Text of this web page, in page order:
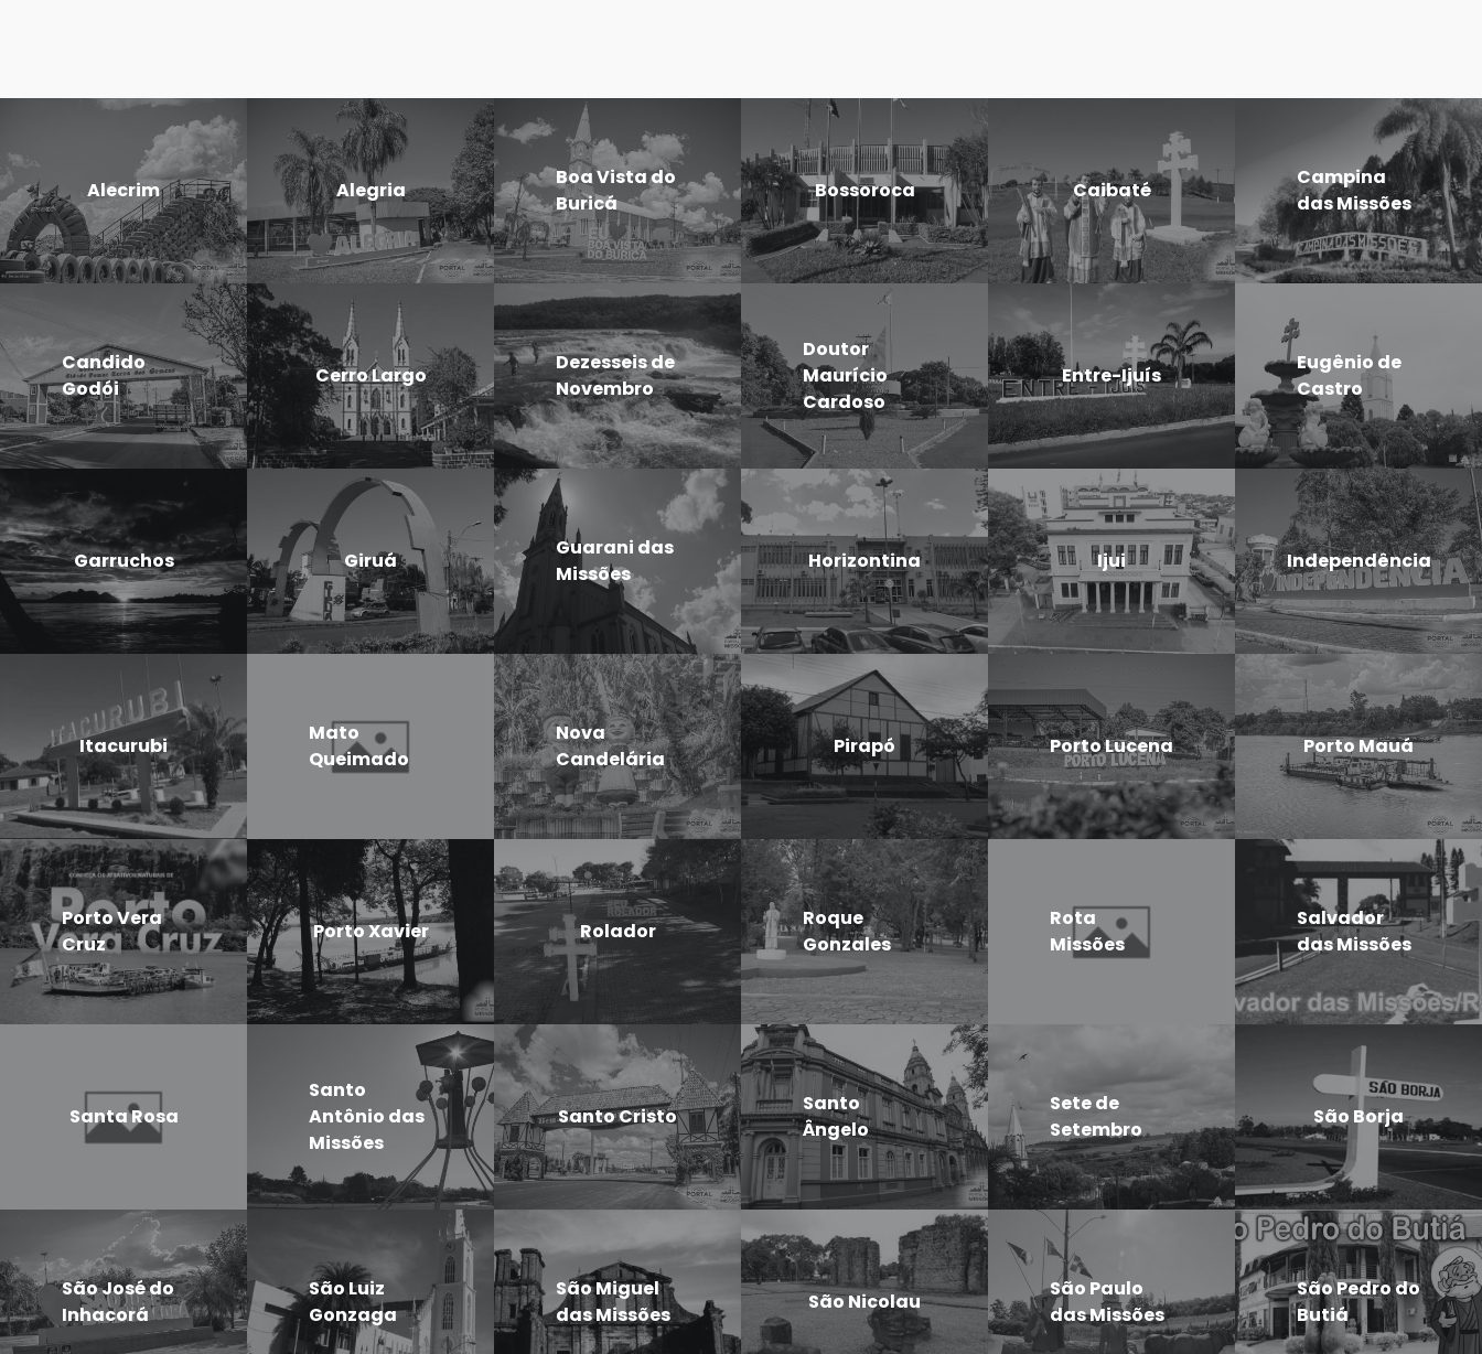
Alecrim Alegria
Boa Vista do
Buricá
Bossoroca Caibaté
Campina
das Missões
Candido
Godói
Cerro Largo
Dezesseis de
Novembro
Doutor
Maurício
Cardoso
Entre-Ijuís
Eugênio de
Castro
Garruchos Giruá
Guarani das
Missões
Horizontina Ijui Independência
Itacurubi
Mato
Queimado
Nova
Candelária
Pirapó Porto Lucena Porto Mauá
Porto Vera
Cruz
Porto Xavier Rolador
Roque
Gonzales
Rota
Missões
Salvador
das Missões
Santa Rosa
Santo
Antônio das
Missões
Santo Cristo
Santo
Ângelo
Sete de
Setembro
São Borja
São José do
Inhacorá
São Luiz
Gonzaga
São Miguel
das Missões
São Nicolau
São Paulo
das Missões
São Pedro do
Butiá